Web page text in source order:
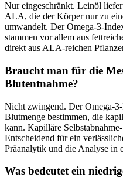
Nur eingeschränkt. Leinöl
ALA, die der Körper nur zu
umwandelt. Der Omega-3-
stammen vor allem aus
direkt aus ALA-reichen
Braucht man für die
Blutentnahme?
Nicht zwingend. Der Omega-
Blutmenge bestimmen, die
kann. Kapilläre
Entscheidend für ein
Präanalytik und die Analyse in
Was bedeutet ein